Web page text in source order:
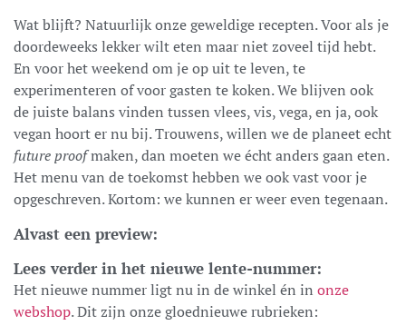
Wat blijft? Natuurlijk onze geweldige recepten. Voor als je
doordeweeks lekker wilt eten maar niet zoveel tijd hebt.
En voor het weekend om je op uit te leven, te
experimenteren of voor gasten te koken. We blijven ook
de juiste balans vinden tussen vlees, vis, vega, en ja, ook
vegan hoort er nu bij. Trouwens, willen we de planeet echt
future proofmaken, dan moeten we écht anders gaan eten.
Het menu van de toekomst hebben we ook vast voor je
opgeschreven. Kortom: we kunnen er weer even tegenaan.
Alvast een preview:
Lees verder in het nieuwe lente-nummer:
Het nieuwe nummer ligt nu in de winkel én in onze
webshop. Dit zijn onze gloednieuwe rubrieken: